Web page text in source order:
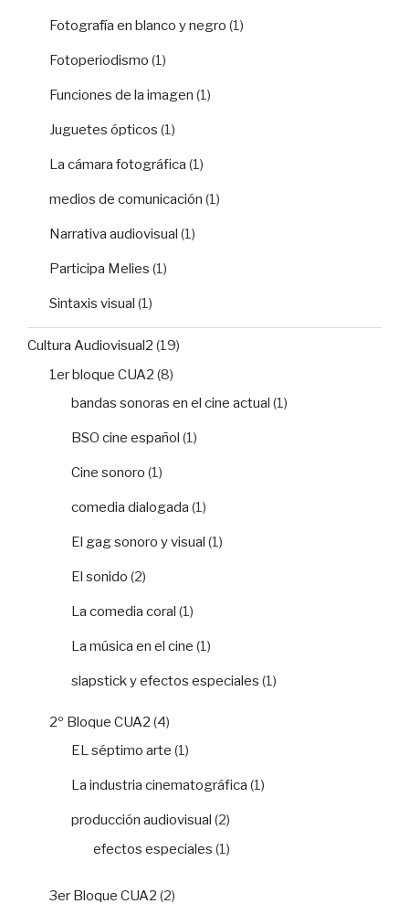
Fotografía en blanco y negro (1)
Fotoperiodismo (1)
Funciones de la imagen (1)
Juguetes ópticos (1)
La cámara fotográfica (1)
medios de comunicación (1)
Narrativa audiovisual (1)
Participa Melies (1)
Sintaxis visual (1)
Cultura Audiovisual2 (19)
1er bloque CUA2 (8)
bandas sonoras en el cine actual (1)
BSO cine español (1)
Cine sonoro (1)
comedia dialogada (1)
El gag sonoro y visual (1)
El sonido (2)
La comedia coral (1)
La música en el cine (1)
slapstick y efectos especiales (1)
2º Bloque CUA2 (4)
EL séptimo arte (1)
La industria cinematográfica (1)
producción audiovisual (2)
efectos especiales (1)
3er Bloque CUA2 (2)